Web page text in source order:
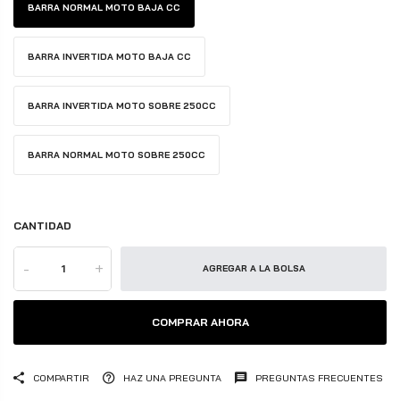
BARRA NORMAL MOTO BAJA CC
BARRA INVERTIDA MOTO BAJA CC
BARRA INVERTIDA MOTO SOBRE 250CC
BARRA NORMAL MOTO SOBRE 250CC
CANTIDAD
- + AGREGAR A LA BOLSA
COMPRAR AHORA
COMPARTIR HAZ UNA PREGUNTA PREGUNTAS FRECUENTES